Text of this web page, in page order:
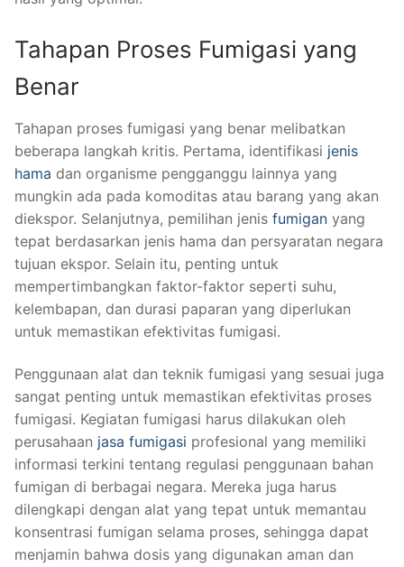
Tahapan Proses Fumigasi yang
Benar
Tahapan proses fumigasi yang benar melibatkan
beberapa langkah kritis. Pertama, identifikasi jenis
hama dan organisme pengganggu lainnya yang
mungkin ada pada komoditas atau barang yang akan
diekspor. Selanjutnya, pemilihan jenis fumigan yang
tepat berdasarkan jenis hama dan persyaratan negara
tujuan ekspor. Selain itu, penting untuk
mempertimbangkan faktor-faktor seperti suhu,
kelembapan, dan durasi paparan yang diperlukan
untuk memastikan efektivitas fumigasi.
Penggunaan alat dan teknik fumigasi yang sesuai juga
sangat penting untuk memastikan efektivitas proses
fumigasi. Kegiatan fumigasi harus dilakukan oleh
perusahaan jasa fumigasi profesional yang memiliki
informasi terkini tentang regulasi penggunaan bahan
fumigan di berbagai negara. Mereka juga harus
dilengkapi dengan alat yang tepat untuk memantau
konsentrasi fumigan selama proses, sehingga dapat
menjamin bahwa dosis yang digunakan aman dan